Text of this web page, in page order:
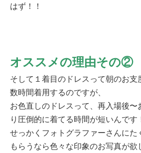
はず！！
オススメの理由その②
そして１着目のドレスって朝のお
数時間着用するのですが、
お色直しのドレスって、再入場後〜
り圧倒的に着てる時間が短いんです
せっかくフォトグラファーさんにた
もらうなら色々な印象のお写真が欲